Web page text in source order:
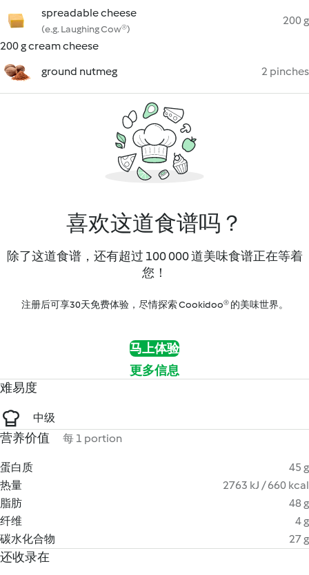
spreadable cheese
(e.g. Laughing Cow®)
200 g
200 g cream cheese
ground nutmeg
2 pinches
喜欢这道食谱吗？
除了这道食谱，还有超过 100 000 道美味食谱正在等着
您！
注册后可享30天免费体验，尽情探索 Cookidoo® 的美味世界。
马上体验
更多信息
难易度
中级
营养价值 每 1 portion
蛋白质
45 g
热量
2763 kJ / 660 kcal
脂肪
48 g
纤维
4 g
碳水化合物
27 g
还收录在